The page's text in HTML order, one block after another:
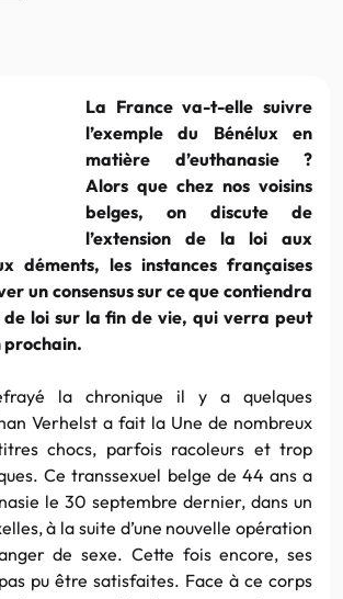
La France va-t-elle suivre
l’exemple du Bénélux en
matière d’euthanasie ?
Alors que chez nos voisins
belges, on discute de
l’extension de la loi aux
déments, les instances françaises
un consensus sur ce que contiendra
loi sur la fin de vie, qui verra peut
prochain.
la chronique il y a quelques
Verhelst a fait la Une de nombreux
chocs, parfois racoleurs et trop
Ce transsexuel belge de 44 ans a
le 30 septembre dernier, dans un
à la suite d’une nouvelle opération
de sexe. Cette fois encore, ses
pu être satisfaites. Face à ce corps